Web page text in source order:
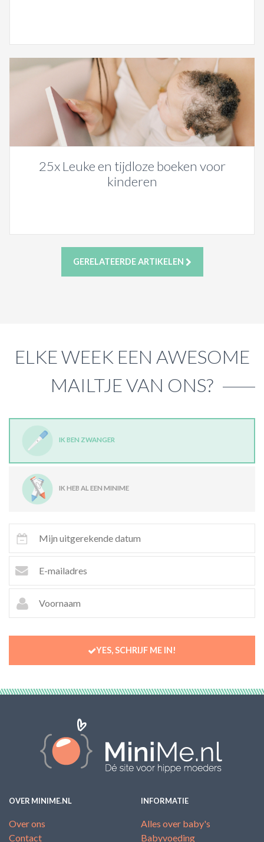
25x Leuke en tijdloze boeken voor
kinderen
GERELATEERDE ARTIKELEN
ELKE WEEK EEN AWESOME
MAILTJE VAN ONS?
IK BEN ZWANGER
IK HEB AL EEN MINIME
YES, SCHRIJF ME IN!
OVER MINIME.NL
Over ons
Contact
INFORMATIE
Alles over baby's
Babyvoeding